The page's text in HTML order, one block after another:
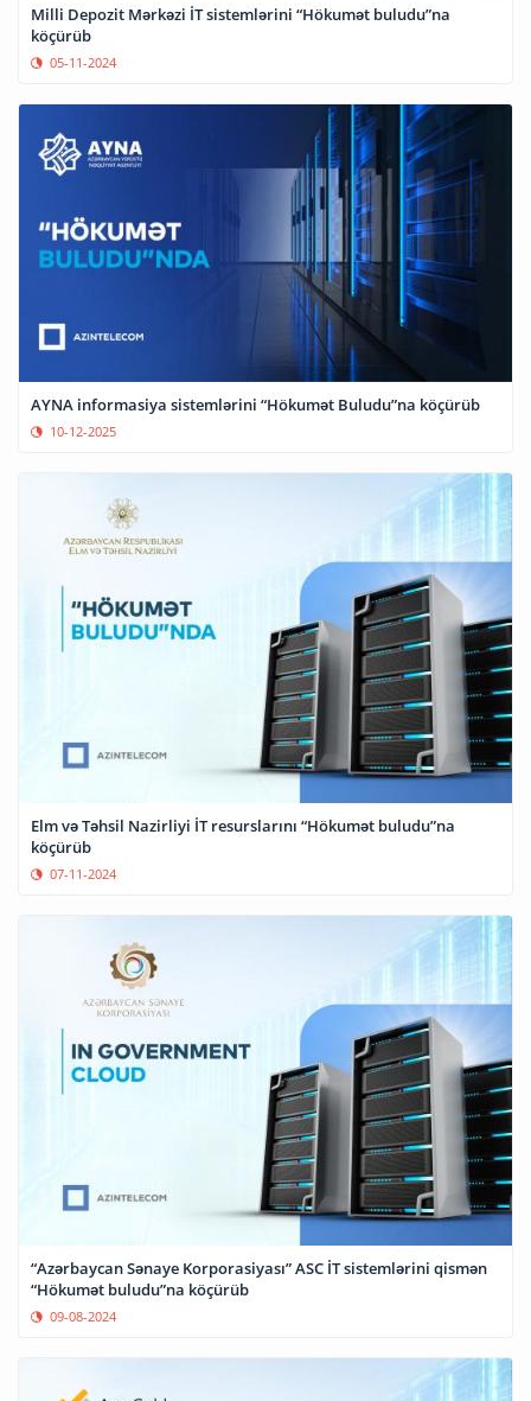
Milli Depozit Mərkəzi İT sistemlərini “Hökumət buludu”na
köçürüb
05-11-2024
AYNA informasiya sistemlərini “Hökumət Buludu”na köçürüb
10-12-2025
Elm və Təhsil Nazirliyi İT resurslarını “Hökumət buludu”na
köçürüb
07-11-2024
“Azərbaycan Sənaye Korporasiyası” ASC İT sistemlərini qismən
“Hökumət buludu”na köçürüb
09-08-2024